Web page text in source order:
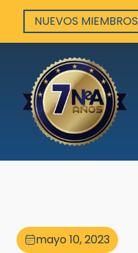
NUEVOS MIEMBROS
mayo 10, 2023